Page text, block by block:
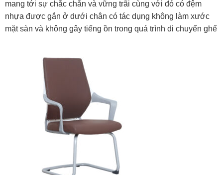
mang tới sự chắc chắn và vững trãi cùng với đó có đệm
nhựa được gắn ở dưới chân có tác dụng không làm xước
mặt sàn và không gây tiếng ồn trong quá trình di chuyển ghế